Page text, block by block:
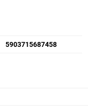
5903715687458